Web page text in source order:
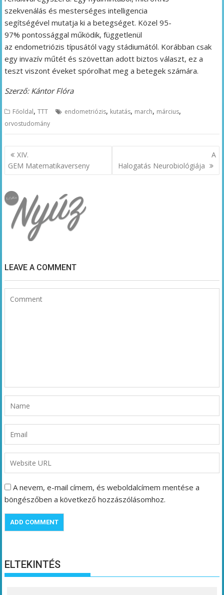
szekvenálás és mesterséges intelligencia
segítségével mutatja ki a betegséget. Közel 95-
97% pontossággal működik, függetlenül
az endometriózis típusától vagy stádiumától. Korábban csak
egy invazív műtét és szövettan adott biztos választ, ez a
teszt viszont éveket spórolhat meg a betegek számára.
Szerző: Kántor Flóra
Főoldal,TTT endometriózis, kutatás, march, március,
orvostudomány
Bejegyzés
navigáció
XIV.
GEM Matematikaverseny
A
Halogatás Neurobiológiája
LEAVE A COMMENT
A nevem, e-mail címem, és weboldalcímem mentése a
böngészőben a következő hozzászólásomhoz.
ELTEKINTÉS